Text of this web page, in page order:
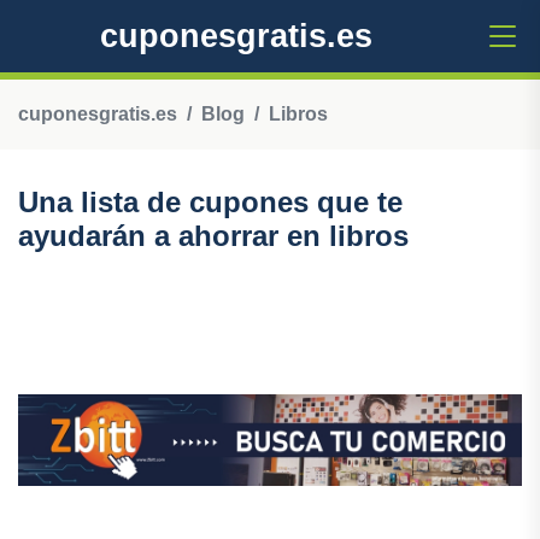
cuponesgratis.es
cuponesgratis.es Blog Libros
Una lista de cupones que te
ayudarán a ahorrar en libros